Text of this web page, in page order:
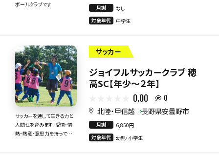
ボールクラブです
月謝
なし
対象年代
中学生
サッカーを通して生きる力と
人間性を育みます！愛情・情
熱・熱意・意思力を持って全
サッカー
ジョイフルサッカークラブ 穂
高SC【年少～２年】
0.00 0
北陸・甲信越 長野県安曇野市
月謝
6,850円
対象年代
幼児・小学生